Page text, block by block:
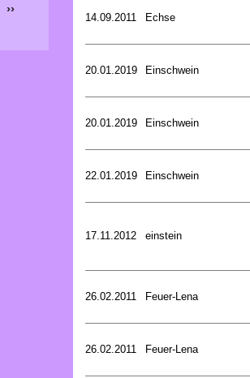
14.09.2011 Echse
20.01.2019 Einschwein
20.01.2019 Einschwein
22.01.2019 Einschwein
17.11.2012 einstein
26.02.2011 Feuer-Lena
26.02.2011 Feuer-Lena
››